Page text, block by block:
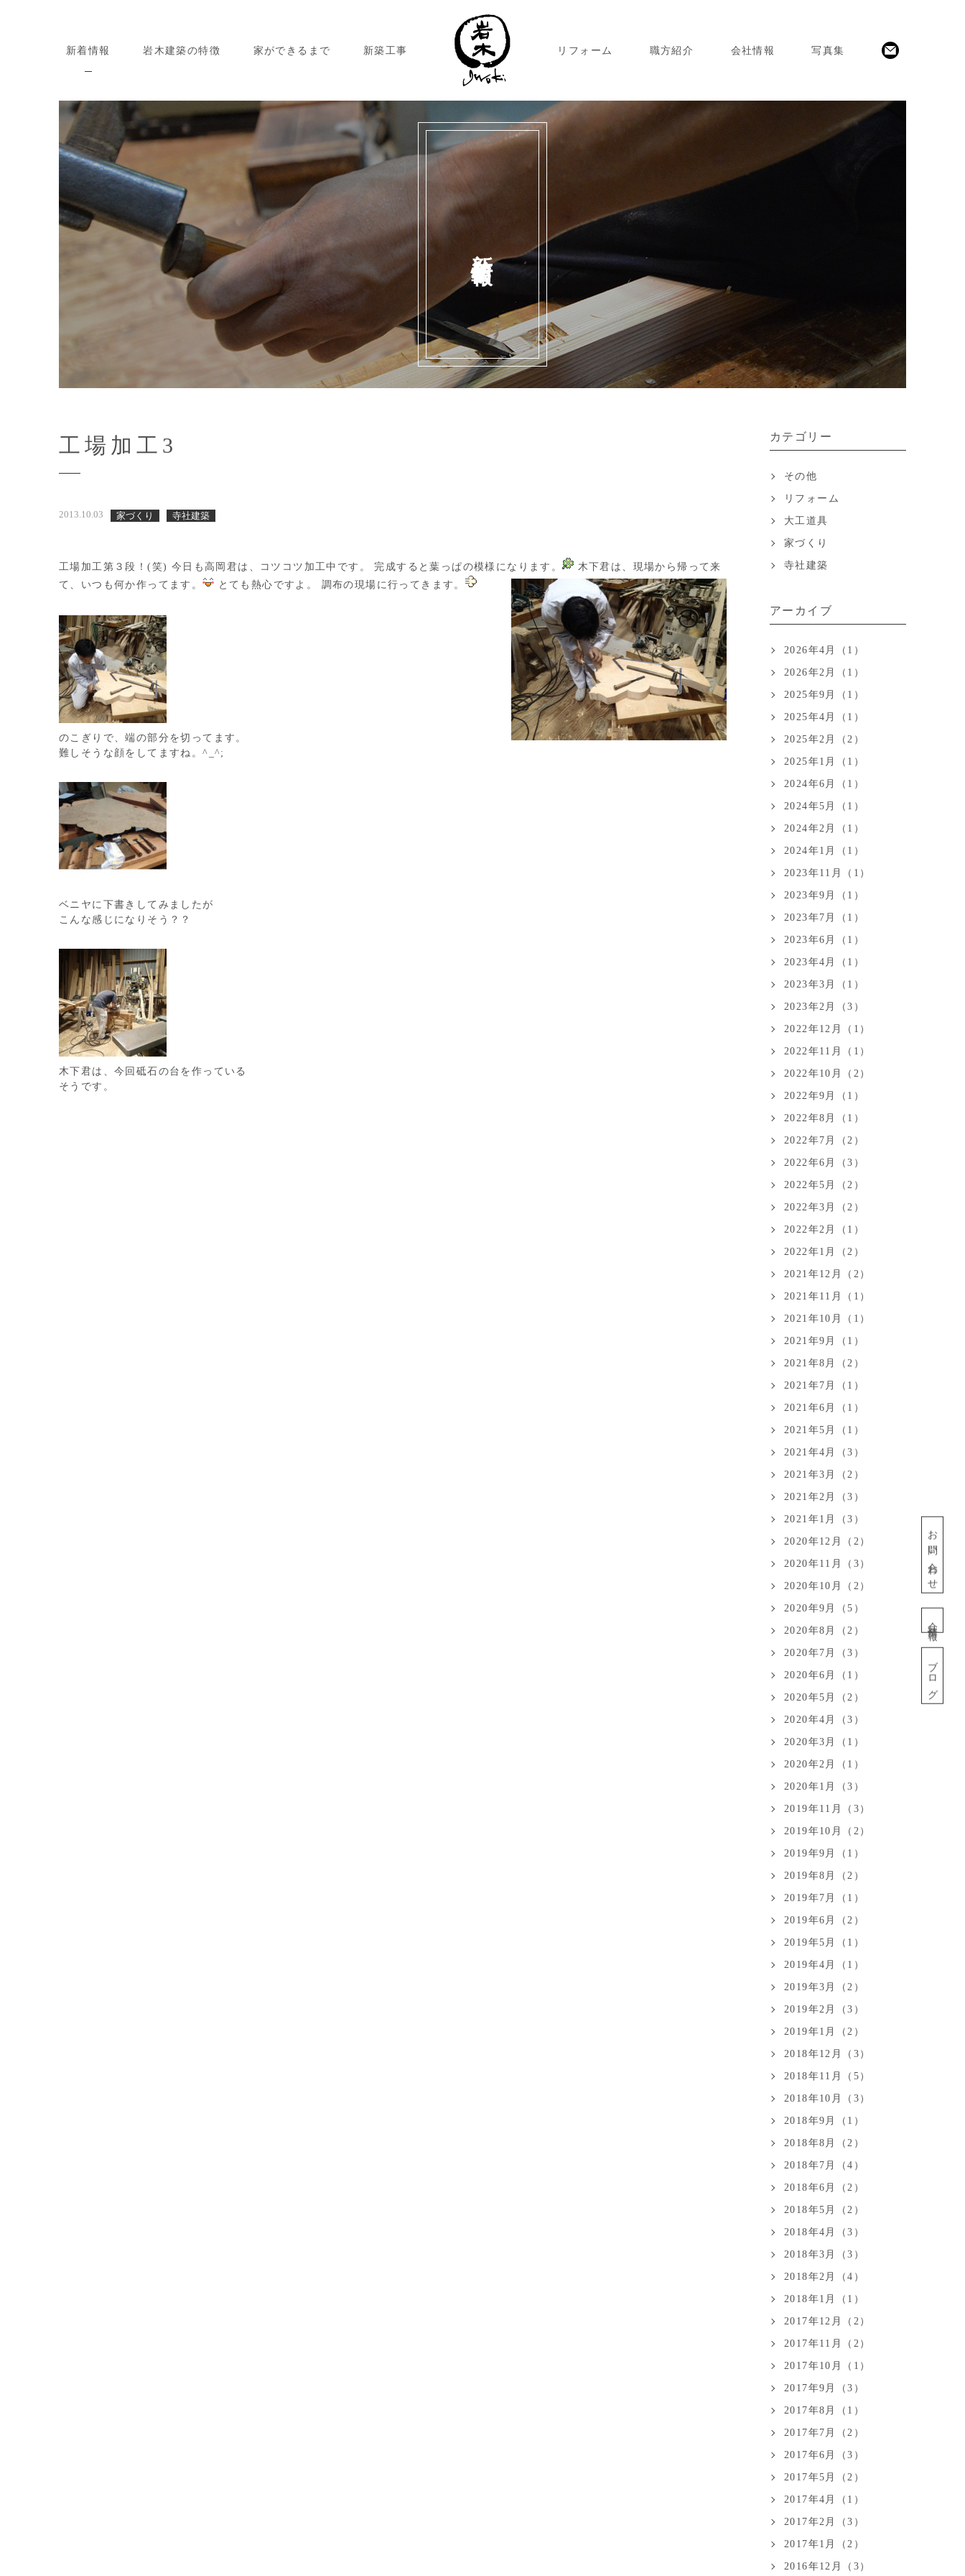
新着情報 岩木建築の特徴 家ができるまで 新築工事 リフォーム 職方紹介 会社情報 写真集
お問い合わせ
会社情報
ブログ
工場加工3
2013.10.03 家づくり 寺社建築
工場加工第３段！(笑) 今日も高岡君は、コツコツ加工中です。 完成すると葉っぱの模様になります。
木下君は、現場から帰って来
て、いつも何か作ってます。
とても熱心ですよ。 調布の現場に行ってきます。
のこぎりで、端の部分を切ってます。
難しそうな顔をしてますね。^_^;
ベニヤに下書きしてみましたが
こんな感じになりそう？？
木下君は、今回砥石の台を作っている
そうです。
カテゴリー
その他
リフォーム
大工道具
家づくり
寺社建築
アーカイブ
2026年4月（1）
2026年2月（1）
2025年9月（1）
2025年4月（1）
2025年2月（2）
2025年1月（1）
2024年6月（1）
2024年5月（1）
2024年2月（1）
2024年1月（1）
2023年11月（1）
2023年9月（1）
2023年7月（1）
2023年6月（1）
2023年4月（1）
2023年3月（1）
2023年2月（3）
2022年12月（1）
2022年11月（1）
2022年10月（2）
2022年9月（1）
2022年8月（1）
2022年7月（2）
2022年6月（3）
2022年5月（2）
2022年3月（2）
2022年2月（1）
2022年1月（2）
2021年12月（2）
2021年11月（1）
2021年10月（1）
2021年9月（1）
2021年8月（2）
2021年7月（1）
2021年6月（1）
2021年5月（1）
2021年4月（3）
2021年3月（2）
2021年2月（3）
2021年1月（3）
2020年12月（2）
2020年11月（3）
2020年10月（2）
2020年9月（5）
2020年8月（2）
2020年7月（3）
2020年6月（1）
2020年5月（2）
2020年4月（3）
2020年3月（1）
2020年2月（1）
2020年1月（3）
2019年11月（3）
2019年10月（2）
2019年9月（1）
2019年8月（2）
2019年7月（1）
2019年6月（2）
2019年5月（1）
2019年4月（1）
2019年3月（2）
2019年2月（3）
2019年1月（2）
2018年12月（3）
2018年11月（5）
2018年10月（3）
2018年9月（1）
2018年8月（2）
2018年7月（4）
2018年6月（2）
2018年5月（2）
2018年4月（3）
2018年3月（3）
2018年2月（4）
2018年1月（1）
2017年12月（2）
2017年11月（2）
2017年10月（1）
2017年9月（3）
2017年8月（1）
2017年7月（2）
2017年6月（3）
2017年5月（2）
2017年4月（1）
2017年2月（3）
2017年1月（2）
2016年12月（3）